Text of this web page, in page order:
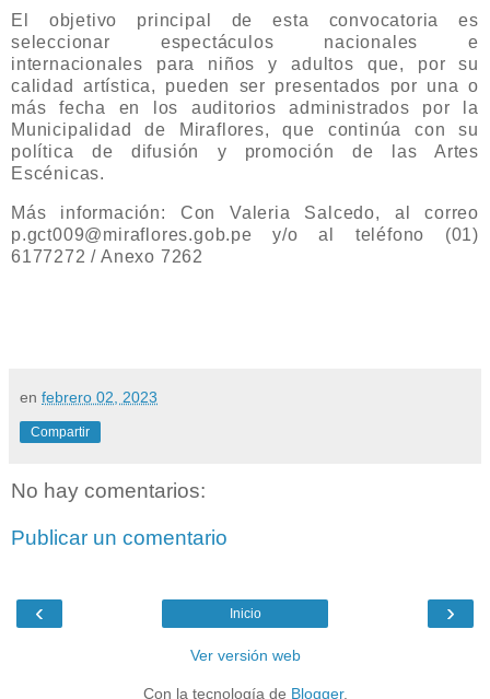
El objetivo principal de esta convocatoria es
seleccionar espectáculos nacionales e
internacionales para niños y adultos que, por su
calidad artística, pueden ser presentados por una o
más fecha en los auditorios administrados por la
Municipalidad de Miraflores, que continúa con su
política de difusión y promoción de las Artes
Escénicas.
Más información: Con Valeria Salcedo, al correo
p.gct009@miraflores.gob.pe y/o al teléfono (01)
6177272 / Anexo 7262
en febrero 02, 2023
Compartir
No hay comentarios:
Publicar un comentario
‹ ›
Inicio
Ver versión web
Con la tecnología de Blogger.